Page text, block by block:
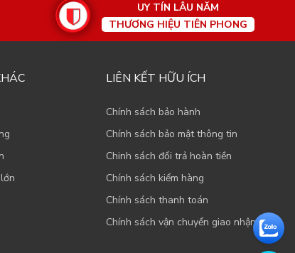
UY TÍN LÂU NĂM
THƯƠNG HIỆU TIÊN PHONG
LIÊN KẾT HỮU ÍCH
Chính sách bảo hành
Chính sách bảo mật thông tin
Chinh sách đổi trả hoàn tiền
Chính sách kiểm hàng
Chính sách thanh toán
Chính sách vận chuyển giao nhận